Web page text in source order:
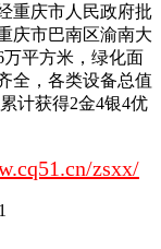
重庆市人民政府批
庆市巴南区渝南大
万平方米，绿化面
全，各类设备总值
计获得2金4银4优
zsxx/